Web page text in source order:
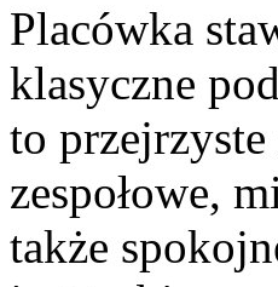
Placówka
klasyczne
to przejrzyste
zespołowe,
także